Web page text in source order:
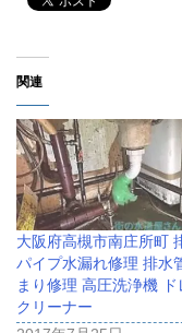
関連
大阪府高槻市南庄所町
パイプ水漏れ修理 排水
まり修理 高圧洗浄機 ド
クリーナー